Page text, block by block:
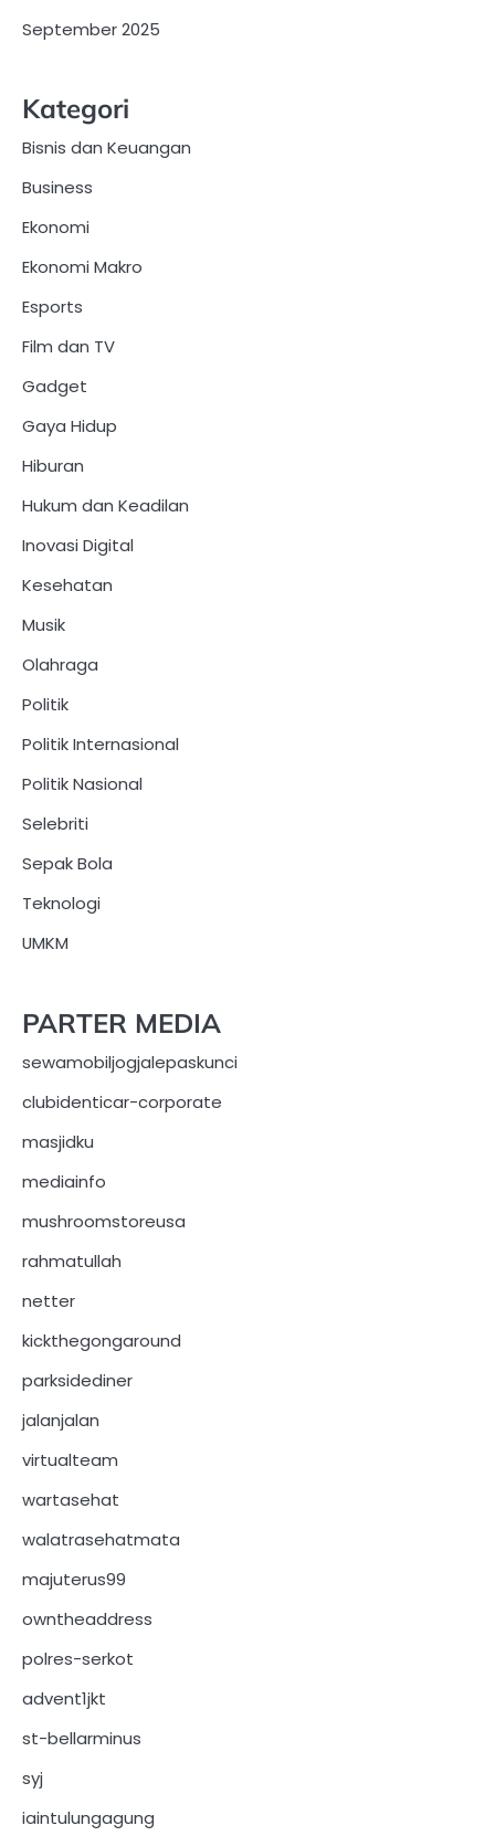
September 2025
Kategori
Bisnis dan Keuangan
Business
Ekonomi
Ekonomi Makro
Esports
Film dan TV
Gadget
Gaya Hidup
Hiburan
Hukum dan Keadilan
Inovasi Digital
Kesehatan
Musik
Olahraga
Politik
Politik Internasional
Politik Nasional
Selebriti
Sepak Bola
Teknologi
UMKM
PARTER MEDIA
sewamobiljogjalepaskunci
clubidenticar-corporate
masjidku
mediainfo
mushroomstoreusa
rahmatullah
netter
kickthegongaround
parksidediner
jalanjalan
virtualteam
wartasehat
walatrasehatmata
majuterus99
owntheaddress
polres-serkot
advent1jkt
st-bellarminus
syj
iaintulungagung